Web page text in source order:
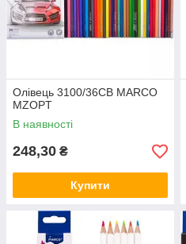
Олівець 3100/36СВ MARCO
MZOPT
В наявності
248,30 ₴
Купити